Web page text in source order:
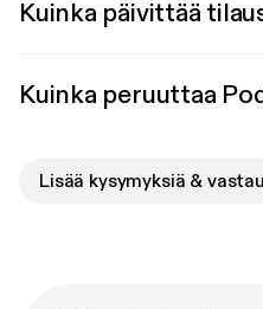
Kuinka päivittää
Kuinka peruuttaa
Lisää kysymyksiä &